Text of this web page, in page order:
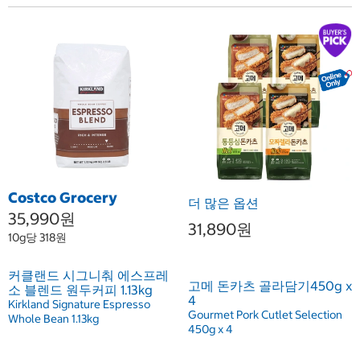
Costco Grocery
35,990원
10g당 318원
커클랜드 시그니춰 에스프레
소 블렌드 원두커피 1.13kg
Kirkland Signature Espresso
Whole Bean 1.13kg
더 많은 옵션
31,890원
고메 돈카츠 골라담기450g x
4
Gourmet Pork Cutlet Selection
450g x 4